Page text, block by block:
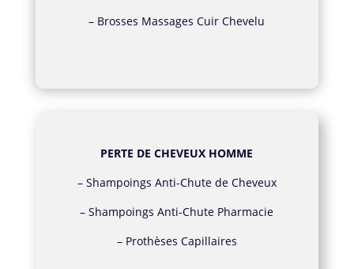
– Brosses Massages Cuir Chevelu
PERTE DE CHEVEUX HOMME
– Shampoings Anti-Chute de Cheveux
–Shampoings Anti-Chute Pharmacie
– Prothèses Capillaires